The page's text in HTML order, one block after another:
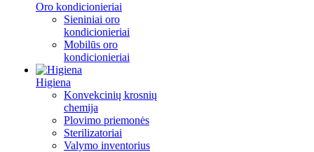
Oro kondicionieriai
Sieniniai oro
kondicionieriai
Mobilūs oro
kondicionieriai
Higiena
Konvekcinių krosnių
chemija
Plovimo priemonės
Sterilizatoriai
Valymo inventorius